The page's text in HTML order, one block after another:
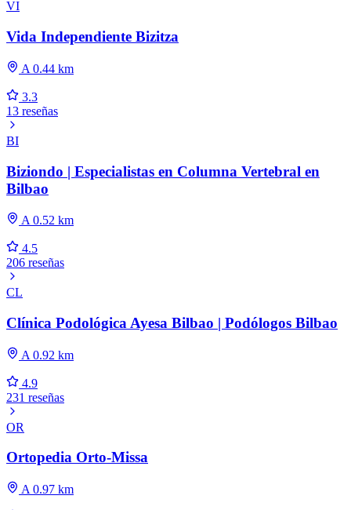
VI
Vida Independiente Bizitza
A 0.44 km
3.3
13 reseñas
BI
Biziondo | Especialistas en Columna Vertebral en
Bilbao
A 0.52 km
4.5
206 reseñas
CL
Clínica Podológica Ayesa Bilbao | Podólogos Bilbao
A 0.92 km
4.9
231 reseñas
OR
Ortopedia Orto-Missa
A 0.97 km